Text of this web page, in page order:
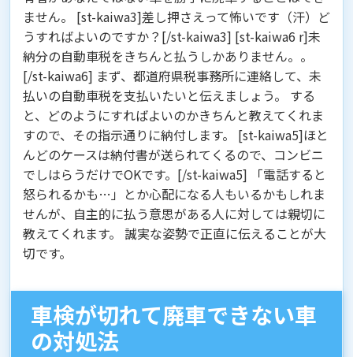
ません。 [st-kaiwa3]差し押さえって怖いです（汗）ど
うすればよいのですか？[/st-kaiwa3] [st-kaiwa6 r]未
納分の自動車税をきちんと払うしかありません。。
[/st-kaiwa6] まず、 都道府県税事務所に連絡して、未
払いの自動車税を支払いたいと伝えましょう。 する
と、どのようにすればよいのかきちんと教えてくれま
すので、その指示通りに納付します。 [st-kaiwa5]ほと
んどのケースは納付書が送られてくるので、コンビニ
でしはらうだけでOKです。[/st-kaiwa5] 「電話すると
怒られるかも…」とか心配になる人もいるかもしれま
せんが、自主的に払う意思がある人に対しては親切に
教えてくれます。 誠実な姿勢で正直に伝えることが大
切です。
車検が切れて廃車できない車
の対処法